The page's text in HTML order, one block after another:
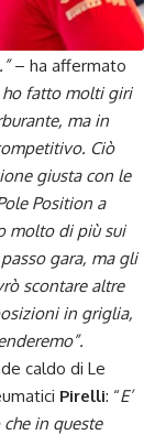
– ha affermato
ho fatto molti giri
ma in
Ciò
giusta con le
Position a
molto di più sui
gara, ma gli
scontare altre
in griglia,
caldo di Le
Pirelli: “E’
in queste